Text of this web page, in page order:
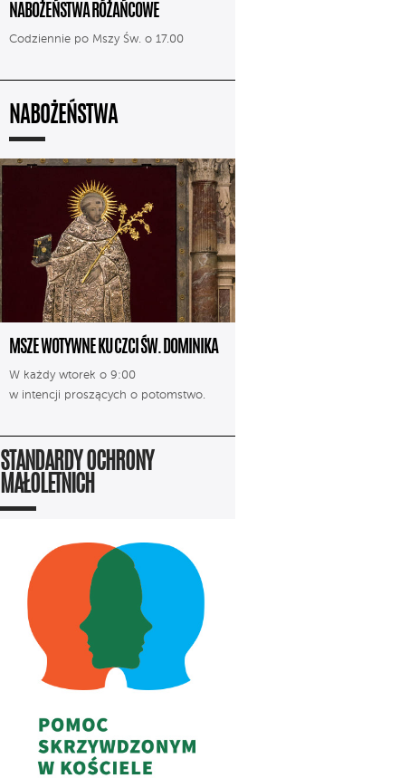
NABOŻEŃSTWA RÓŻAŃCOWE
Codziennie po Mszy Św. o 17.00
NABOŻEŃSTWA
MSZE WOTYWNE KU CZCI ŚW. DOMINIKA
W każdy wtorek o 9:00
w intencji proszących o potomstwo.
STANDARDY OCHRONY
MAŁOLETNICH